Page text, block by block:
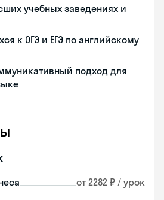
учебных заведениях и
к ОГЭ и ЕГЭ по английскому
подход для
от 2282 ₽ / урок